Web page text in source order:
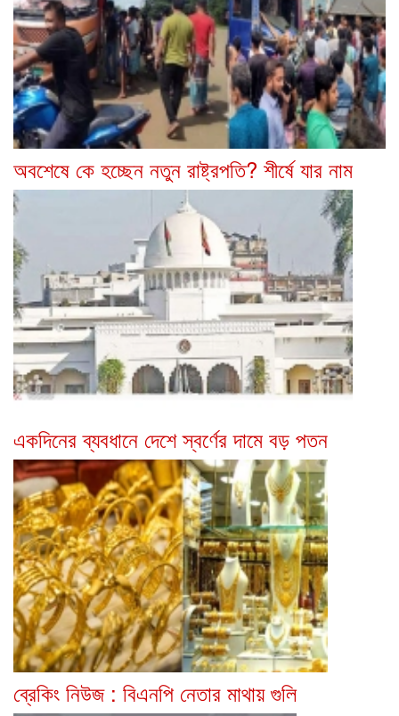
অবশেষে কে হচ্ছেন নতুন রাষ্ট্রপতি? শীর্ষে যার নাম
একদিনের ব্যবধানে দেশে স্বর্ণের দামে বড় পতন
ব্রেকিং নিউজ : বিএনপি নেতার মাথায় গুলি